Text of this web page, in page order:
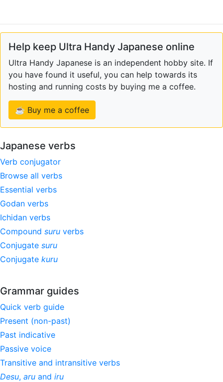
Help keep Ultra Handy Japanese online
Ultra Handy Japanese is an independent hobby site. If
you have found it useful, you can help towards its
hosting and running costs by buying me a coffee.
☕ Buy me a coffee
Japanese verbs
Verb conjugator
Browse all verbs
Essential verbs
Godan verbs
Ichidan verbs
Compound suru verbs
Conjugate suru
Conjugate kuru
Grammar guides
Quick verb guide
Present (non-past)
Past indicative
Passive voice
Transitive and intransitive verbs
Desu, aru and iru